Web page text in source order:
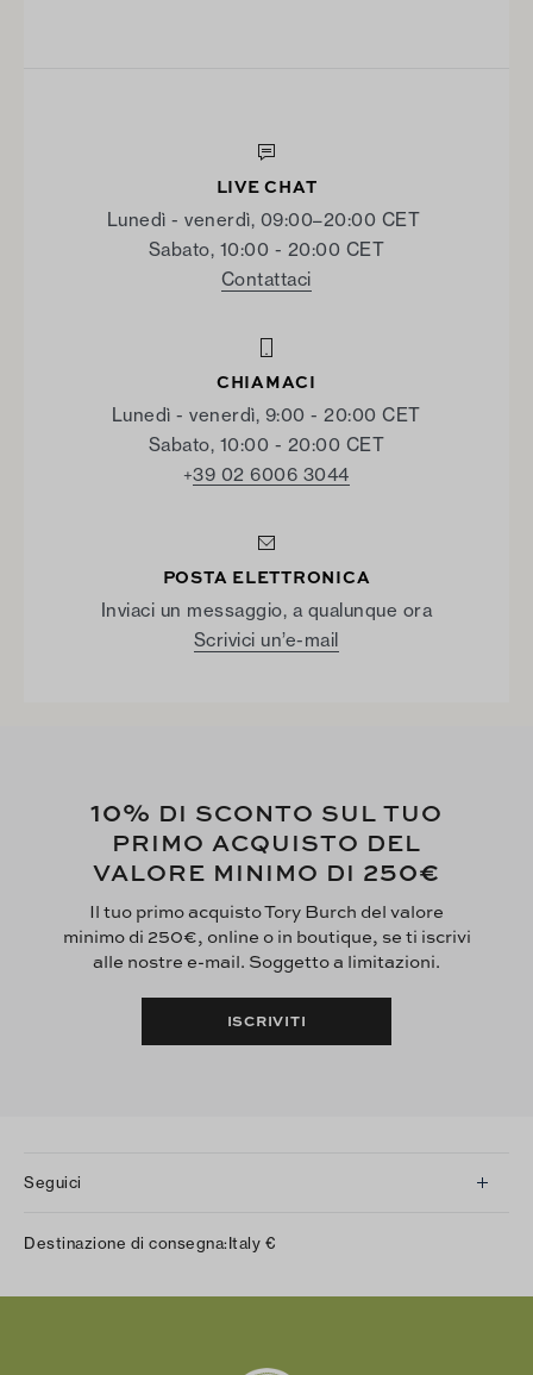
LIVE CHAT
Lunedì - venerdì, 09:00–20:00 CET
Sabato, 10:00 - 20:00 CET
Contattaci
CHIAMACI
Lunedì - venerdì, 9:00 - 20:00 CET
Sabato, 10:00 - 20:00 CET
+39 02 6006 3044
POSTA ELETTRONICA
Inviaci un messaggio, a qualunque ora
Scrivici un’e-mail
10% DI SCONTO SUL TUO
PRIMO ACQUISTO DEL
VALORE MINIMO DI 250€
Il tuo primo acquisto Tory Burch del valore
minimo di 250€, online o in boutique, se ti iscrivi
alle nostre e-mail. Soggetto a limitazioni.
ISCRIVITI
Seguici
Twitter
Destinazione di consegna:Italy €